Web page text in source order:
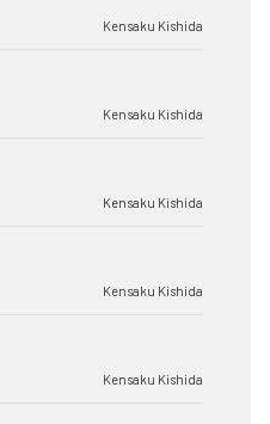
Kensaku Kishida
Kensaku Kishida
Kensaku Kishida
Kensaku Kishida
Kensaku Kishida